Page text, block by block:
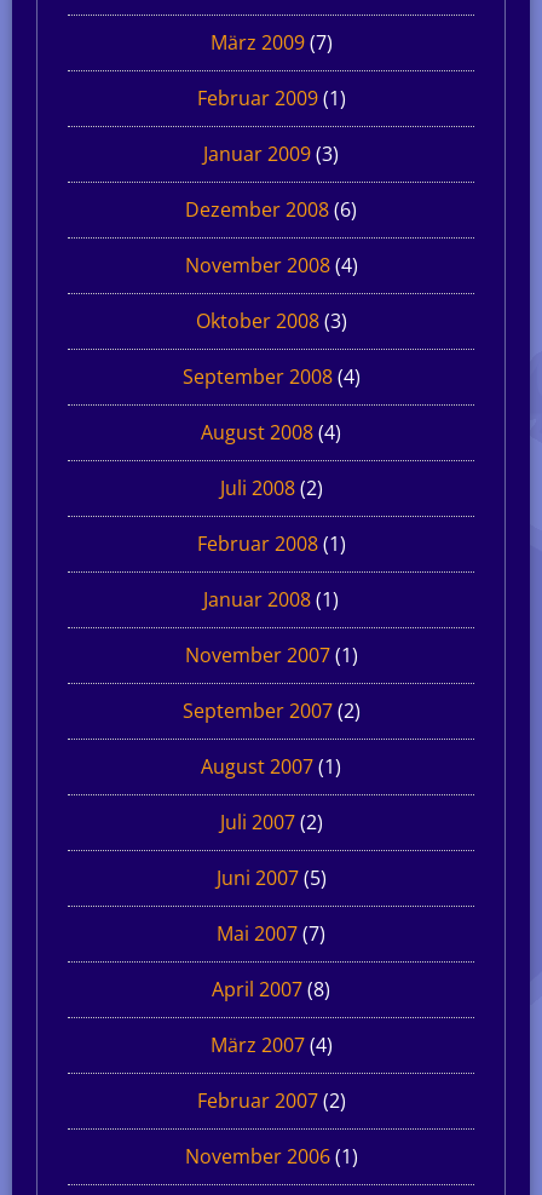
März 2009(7)
Februar 2009(1)
Januar 2009(3)
Dezember 2008(6)
November 2008(4)
Oktober 2008(3)
September 2008(4)
August 2008(4)
Juli 2008(2)
Februar 2008(1)
Januar 2008(1)
November 2007(1)
September 2007(2)
August 2007(1)
Juli 2007(2)
Juni 2007(5)
Mai 2007(7)
April 2007(8)
März 2007(4)
Februar 2007(2)
November 2006(1)